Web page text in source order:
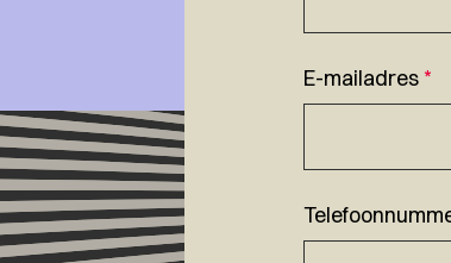
E-mailadres *